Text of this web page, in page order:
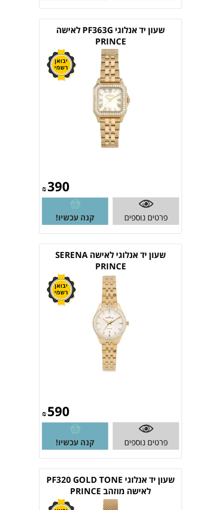
שעון יד אנלוגי PF363G לאישה
PRINCE
₪390
פרטים נוספים קנה עכשיו!
שעון יד אנלוגי לאישה SERENA
PRINCE
₪590
פרטים נוספים קנה עכשיו!
שעון יד אנלוגי PF320 GOLD TONE
לאישה מוזהב PRINCE